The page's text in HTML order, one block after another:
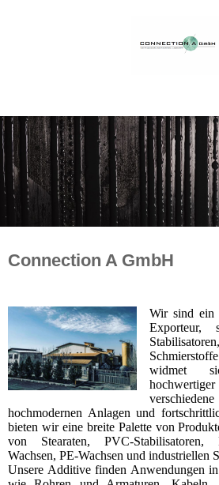
Connection A GmbH
Wir sind ein
Exporteur,
widmet
hochmodernen Anlagen und
bieten wir eine breite Palette von
von Stearaten, PVC-Stabilisatoren,
Wachsen, PE-Wachsen und industriellen
Unsere Additive finden Anwendungen